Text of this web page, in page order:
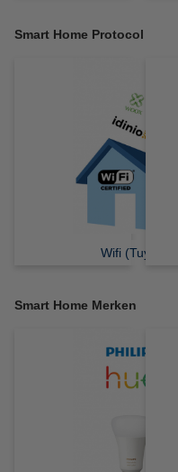
Smart Home Protocol
Wifi (Tuya)
Smart Home Merken